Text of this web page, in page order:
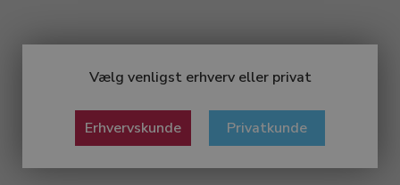
Vælg venligst erhverv eller privat
Erhvervskunde Privatkunde